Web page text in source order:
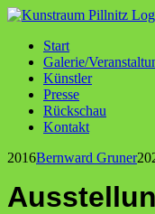
Zum
springenStart
Galerie/
Künstler
Presse
Rückschau
Kontakt
2016Bernward Gruner